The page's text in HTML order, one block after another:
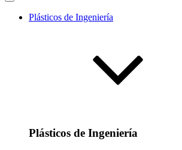
Plásticos de Ingeniería
Plásticos de Ingeniería